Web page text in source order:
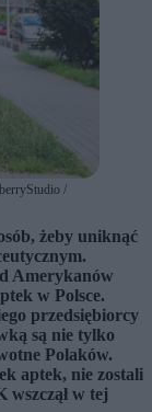
/
żeby uniknąć
Amerykanów
w Polsce.
przedsiębiorcy
są nie tylko
Polaków.
aptek, nie zostali
w tej